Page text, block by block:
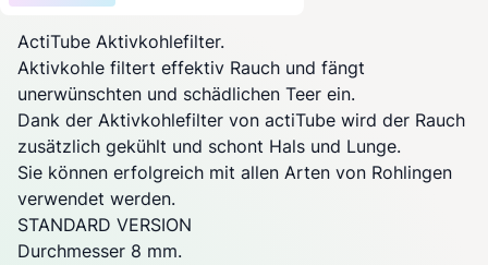
ActiTube Aktivkohlefilter.
Aktivkohle filtert effektiv Rauch und fängt
unerwünschten und schädlichen Teer ein.
Dank der Aktivkohlefilter von actiTube wird der Rauch
zusätzlich gekühlt und schont Hals und Lunge.
Sie können erfolgreich mit allen Arten von Rohlingen
verwendet werden.
STANDARD VERSION
Durchmesser 8 mm.